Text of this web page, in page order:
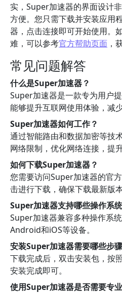
实，Super加速器的界面设计
方便。您只需下载并安装应用
器，点击连接即可开始使用。
难，可以参考官方帮助页面 ，
常见问题解答
什么是Super加速器？
Super加速器是一款专为用户
能够提升互联网使用体验，减
Super加速器如何工作？
通过智能路由和数据加密等技
网络限制，优化网络连接，提
如何下载Super加速器？
您需要访问Super加速器的官
击进行下载，确保下载最新版本
Super加速器支持哪些操作系
Super加速器兼容多种操作系
Android和iOS等设备。
安装Super加速器需要哪些步
下载完成后，双击安装包，按
安装完成即可。
使用Super加速器是否需要专